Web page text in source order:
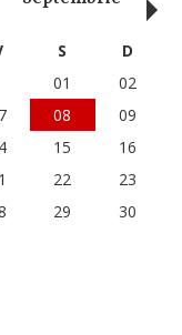
S
D
01
02
08
09
15
16
22
23
29
30